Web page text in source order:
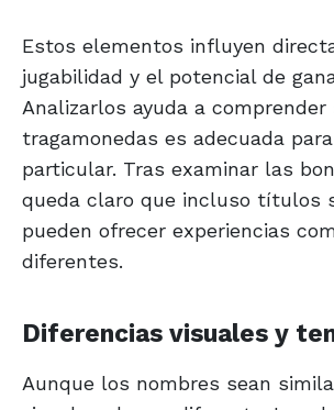
Estos elementos influyen
jugabilidad y el potencial de
Analizarlos ayuda a comprender
tragamonedas es adecuada
particular. Tras examinar las
queda claro que incluso títulos
pueden ofrecer experiencias
diferentes.
Diferencias visuales y
Aunque los nombres sean